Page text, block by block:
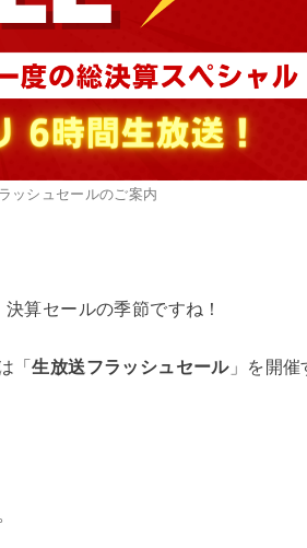
ッシュセールのご案内
算セールの季節ですね！
「生放送フラッシュセール」を開催